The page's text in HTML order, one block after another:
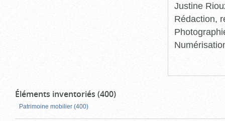
Justine
Rédaction,
Éléments inventoriés (400)
Patrimoine mobilier (400)